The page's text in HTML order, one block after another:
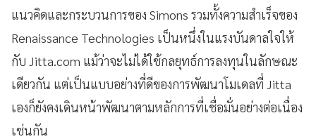
แนวคิดและกระบวนการของ Simons รวมทั้งความสำเร็จของ
Renaissance Technologies เป็นหนึ่งในแรงบันดาลใจให้
กับ Jitta.com แม้ว่าจะไม่ได้ใช้กลยุทธ์การลงทุนในลักษณะ
เดียวกัน แต่เป็นแบบอย่างที่ดีของการพัฒนาโมเดลที่ Jitta
เองก็ยังคงเดินหน้าพัฒนาตามหลักการที่เชื่อมั่นอย่างต่อเนื่อง
เช่นกัน